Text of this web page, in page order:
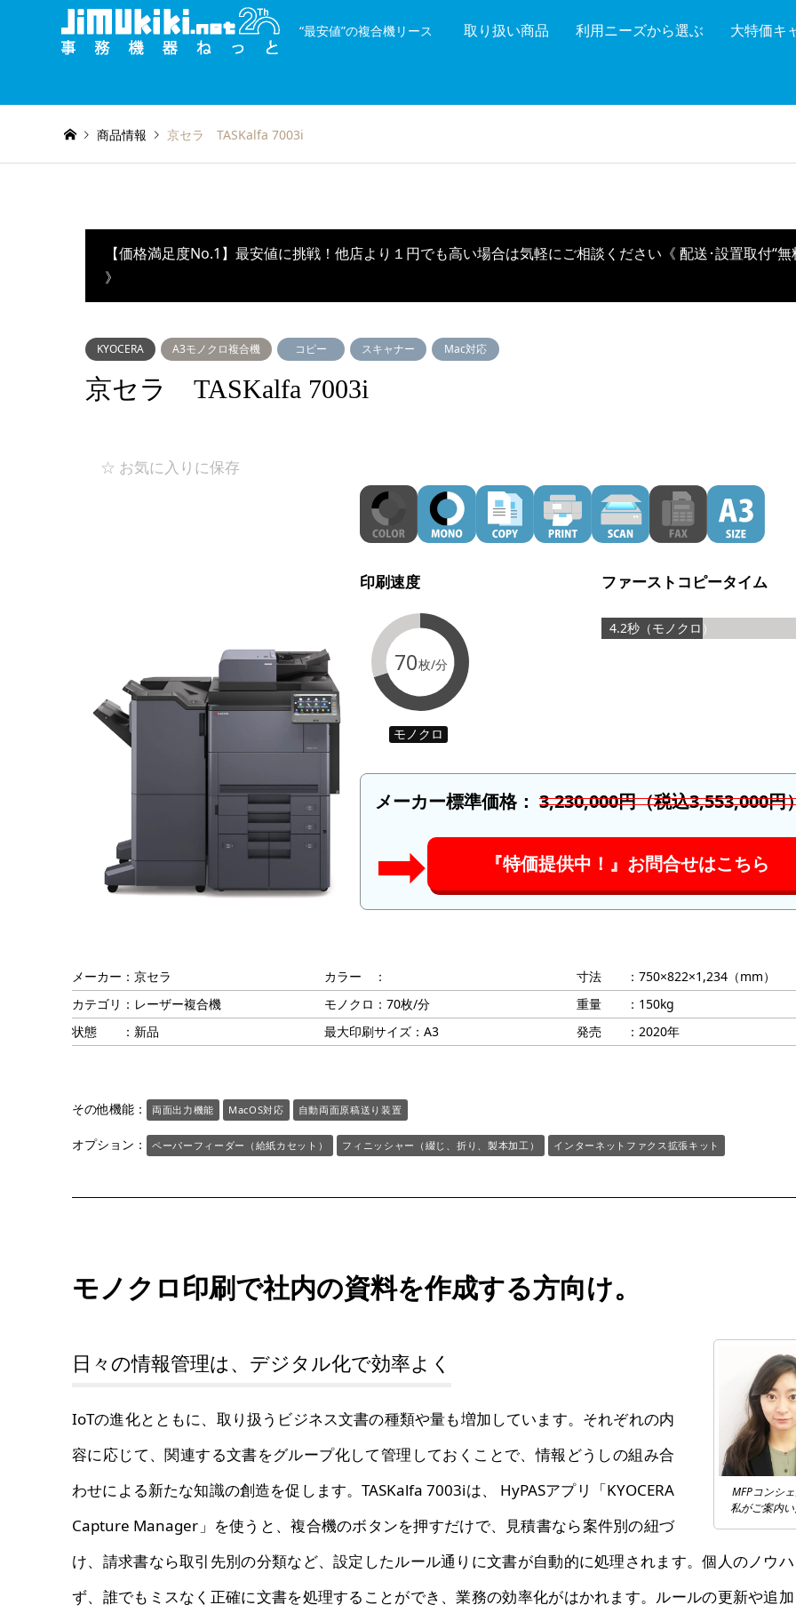
“最安値”の複合機リース 取り扱い商品 利用ニーズから選ぶ 大特価キ
商品情報 京セラ TASKalfa 7003i
【価格満足度No.1】最安値に挑戦！他店より１円でも高い場合は気軽にご相談ください《 配送･設置取付“無
》
KYOCERA A3モノクロ複合機 コピー スキャナー Mac対応
京セラ TASKalfa 7003i
☆ お気に入りに保存
印刷速度
70枚/分
モノクロ
ファーストコピータイム
4.2秒（モノクロ）
メーカー標準価格：3,230,000円（税込3,553,000円
➡︎ 『特価提供中！』お問合せはこちら
メーカー：京セラ カラー ：
寸法 ：750×822×1,234（mm）
カテゴリ：レーザー複合機
モノクロ：70枚/分
重量 ：150kg
状態 ：新品
最大印刷サイズ：A3 発売 ：2020年
その他機能： 両面出力機能 MacOS対応 自動両面原稿送り装置
オプション： ペーパーフィーダー（給紙カセット） フィニッシャー（綴じ、折り、製本加工） インターネットファクス拡張キット
モノクロ印刷で社内の資料を作成する方向け。
日々の情報管理は、デジタル化で効率よく
MFPコンシ
私がご案内
IoTの進化とともに、取り扱うビジネス文書の種類や量も増加しています。それぞれの内
容に応じて、関連する文書をグループ化して管理しておくことで、情報どうしの組み合
わせによる新たな知識の創造を促します。TASKalfa 7003iは、 HyPASアプリ「KYOCERA
Capture Manager」を使うと、複合機のボタンを押すだけで、見積書なら案件別の紐づ
け、請求書なら取引先別の分類など、設定したルール通りに文書が自動的に処理されます。個人のノウ
ず、誰でもミスなく正確に文書を処理することができ、業務の効率化がはかれます。ルールの更新や追